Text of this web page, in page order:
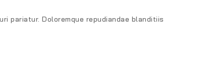
pariatur. Doloremque repudiandae blanditiis